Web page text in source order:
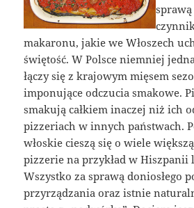
makaronu, jakie we Włoszech
świętość. W Polsce niemniej
łączy się z krajowym mięsem
imponujące odczucia smakowe.
smakują całkiem inaczej niż ich
pizzeriach w innych państwach.
włoskie cieszą się o wiele
pizzerie na przykład w Hiszpanii
Wszystko za sprawą doniosłego
przyrządzania oraz istnie